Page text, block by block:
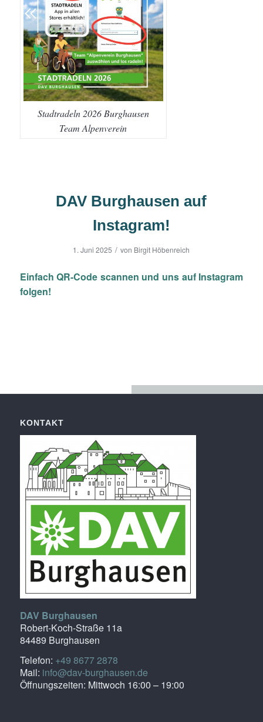
Stadtradeln 2026 Burghausen
Team Alpenverein
DAV Burghausen auf
Instagram!
1. Juni 2025 / von Birgit Höbenreich
Einfach QR-Code scannen und uns auf Instagram
folgen!
KONTAKT
DAV Burghausen
Robert-Koch-Straße 11a
84489 Burghausen
Telefon: +49 8677 2878
Mail: info@dav-burghausen.de
Öffnungszeiten: Mittwoch 16:00 – 19:00